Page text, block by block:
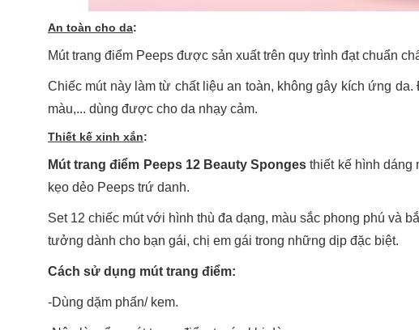
An toàn cho da:
Mút trang điểm Peeps được sản xuất trên quy trình đạt chuẩn
Chiếc mút này làm từ chất liệu an toàn, không gây kích ứng
màu,... dùng được cho da nhạy cảm.
Thiết kế xinh xắn:
Mút trang điểm Peeps 12 Beauty Sponges thiết kế hình dáng
kẹo dẻo Peeps trứ danh.
Set 12 chiếc mút với hình thù đa dạng, màu sắc phong phú và
tưởng dành cho bạn gái, chị em gái trong những dịp đặc biệt.
Cách sử dụng mút trang điểm:
-Dùng dặm phấn/ kem.